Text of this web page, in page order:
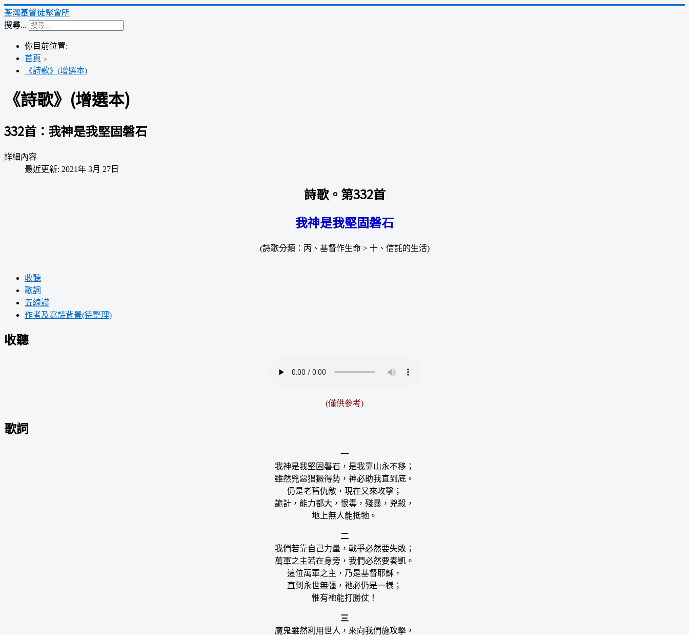
荃灣基督徒聚會所
搜尋...
你目前位置:
首頁
《詩歌》(增選本)
《詩歌》(增選本)
332首：我神是我堅固磐石
詳細內容
最近更新: 2021年 3月 27日
詩歌。第332首
我神是我堅固磐石
(詩歌分類：丙、基督作生命 > 十、信託的生活)
收聽
歌詞
五線譜
作者及寫詩背景(待整理)
收聽
(僅供參考)
歌詞
一
我神是我堅固磐石，是我靠山永不移；
雖然兇惡猖獗得勢，神必助我直到底。
仍是老舊仇敵，現在又來攻擊；
詭計，能力都大，恨毒，殘暴，兇殺，
地上無人能抵牠。
二
我們若靠自己力量，戰爭必然要失敗；
萬軍之主若在身旁，我們必然要奏凱。
這位萬軍之主，乃是基督耶穌，
直到永世無彊，祂必仍是一樣；
惟有祂能打勝仗！
三
魔鬼雖然利用世人，來向我們施攻擊，